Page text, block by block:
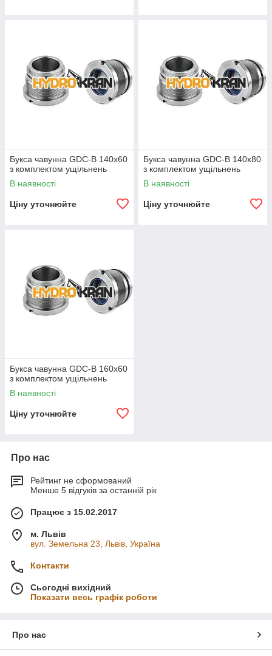
Букса чавунна GDC-B 140х60
з комплектом ущільнень
В наявності
Ціну уточнюйте
Букса чавунна GDC-B 140х80
з комплектом ущільнень
В наявності
Ціну уточнюйте
Букса чавунна GDC-B 160х60
з комплектом ущільнень
В наявності
Ціну уточнюйте
Про нас
Рейтинг не сформований
Менше 5 відгуків за останній рік
Працює з 15.02.2017
м. Львів
вул. Земельна 23, Львів, Україна
Контакти
Сьогодні вихідний
Показати весь графік роботи
Про нас